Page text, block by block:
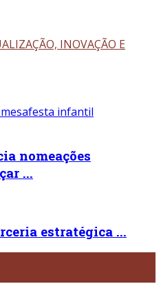
INOVAÇÃO E
festa infantil
nomeações
...
estratégica ...